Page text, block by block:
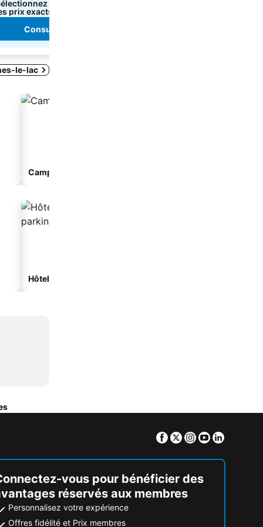
des dates pour voir
prix exacts
Consulter les prix
le-lac
Camping
Hôtels avec parking
Facebook
TwitterInstagram
Youtube
vous pour bénéficier des
réservés aux membres
Personnalisez votre expérience
Offres fidélité et Prix membres